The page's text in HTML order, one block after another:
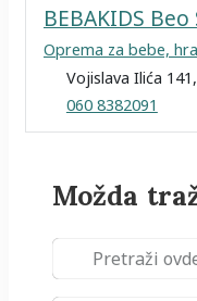
BEBAKIDS
Oprema za bebe,
Vojislava Ilića
060 8382091
Možda